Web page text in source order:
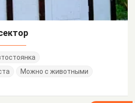
Можно с животными